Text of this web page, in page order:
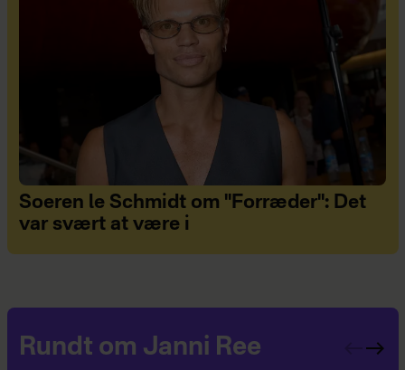
Soeren le Schmidt om "Forræder": Det
var svært at være i
Rundt om Janni Ree